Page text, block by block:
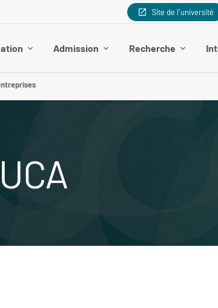
Site de l'université
Admission Recherche